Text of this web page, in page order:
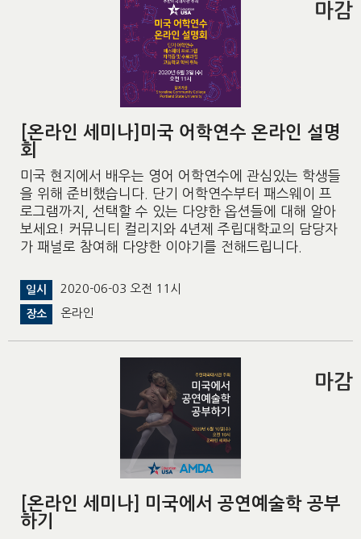
[온라인 세미나]미국 어학연수 온라인 설명
회
미국 현지에서 배우는 영어 어학연수에 관심있는 학생들
을 위해 준비했습니다. 단기 어학연수부터 패스웨이 프
로그램까지, 선택할 수 있는 다양한 옵션들에 대해 알아
보세요! 커뮤니티 컬리지와 4년제 주립대학교의 담당자
가 패널로 참여해 다양한 이야기를 전해드립니다.
일시 2020-06-03 오전 11시
장소 온라인
마감
[온라인 세미나] 미국에서 공연예술학 공부
하기
마감